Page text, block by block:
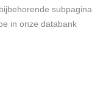
subpagina
in onze databank